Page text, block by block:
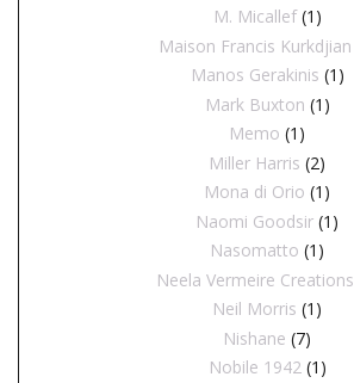
M. Micallef (1)
Maison Francis Kurkdjian
Manos Gerakinis (1)
Mark Buxton (1)
Memo (1)
Miller Harris (2)
Mona di Orio (1)
Naomi Goodsir (1)
Nasomatto (1)
Neela Vermeire Creations
Neil Morris (1)
Nishane (7)
Nobile 1942 (1)